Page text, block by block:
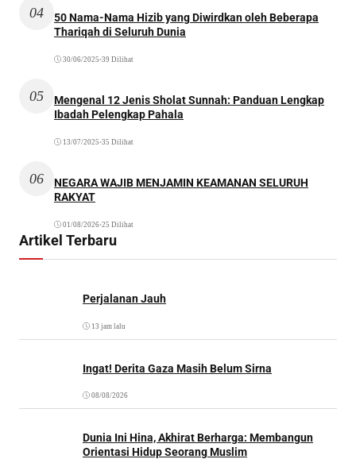
04
50 Nama-Nama Hizib yang Diwirdkan oleh Beberapa
Thariqah di Seluruh Dunia
30/06/2025 •39 Dilihat
05
Mengenal 12 Jenis Sholat Sunnah: Panduan Lengkap
Ibadah Pelengkap Pahala
13/07/2025 •35 Dilihat
06
NEGARA WAJIB MENJAMIN KEAMANAN SELURUH
RAKYAT
01/08/2026•25 Dilihat
Artikel Terbaru
Perjalanan Jauh
13 jam lalu
Ingat! Derita Gaza Masih Belum Sirna
08/08/2026
Dunia Ini Hina, Akhirat Berharga: Membangun
Orientasi Hidup Seorang Muslim